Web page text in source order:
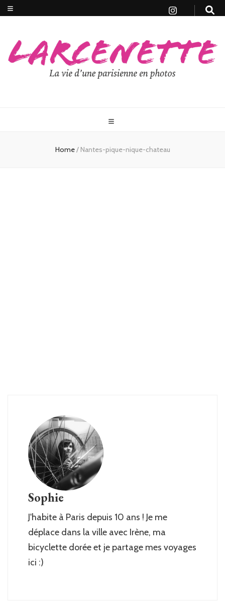
Home/ Nantes-pique-nique-chateau
Sophie
J'habite à Paris depuis 10 ans ! Je me
déplace dans la ville avec Irène, ma
bicyclette dorée et je partage mes voyages
ici :)